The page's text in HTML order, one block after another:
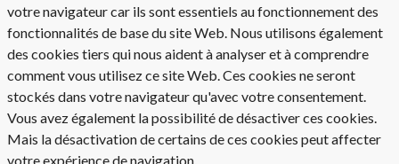
votre navigateur car ils sont essentiels au fonctionnement des
fonctionnalités de base du site Web. Nous utilisons également
des cookies tiers qui nous aident à analyser et à comprendre
comment vous utilisez ce site Web. Ces cookies ne seront
stockés dans votre navigateur qu'avec votre consentement.
Vous avez également la possibilité de désactiver ces cookies.
Mais la désactivation de certains de ces cookies peut affecter
votre expérience de navigation.